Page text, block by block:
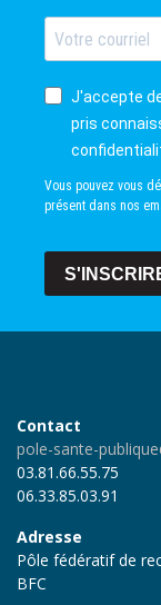
J'accepte
pris
Vous pouvez vous
présent dans nos
Contact
pole-sante-
03.81.66.55.75
06.33.85.03.91
Adresse
Pôle fédératif de
BFC